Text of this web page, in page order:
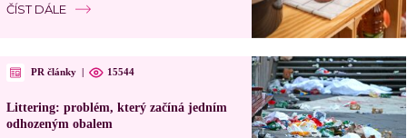
ČÍST DÁLE
PR články | 15544
Littering: problém, který začíná jedním
odhozeným obalem